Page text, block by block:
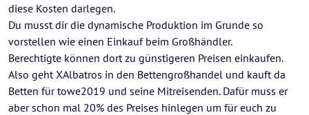
diese Kosten darlegen.
Du musst dir die dynamische Produktion im Grunde so
vorstellen wie einen Einkauf beim Großhändler.
Berechtigte können dort zu günstigeren Preisen einkaufen.
Also geht XAlbatros in den Bettengroßhandel und kauft da
Betten für towe2019 und seine Mitreisenden. Dafür muss er
aber schon mal 20% des Preises hinlegen um für euch zu